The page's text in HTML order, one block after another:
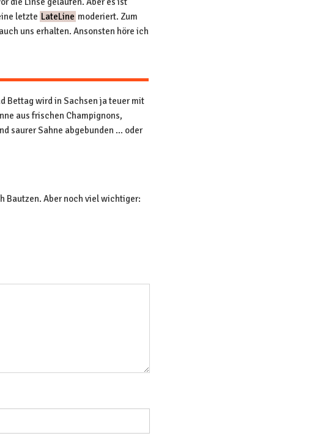
letzte LateLine moderiert. Zum
uns erhalten. Ansonsten höre ich
Bettag wird in Sachsen ja teuer mit
aus frischen Champignons,
saurer Sahne abgebunden … oder
Bautzen. Aber noch viel wichtiger: